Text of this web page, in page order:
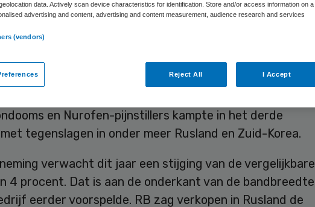
Skipr Redactie 19 oktober 2016,09:05 39 keer gelezen
producent van medicijnen, schoonmaakmiddelen en
RB is voorzichtiger geworden over zijn
en Nurofen-pijnstillers kampte in het derde
tegenslagen in onder meer Rusland en Zuid-Korea.
verwacht dit jaar een stijging van de vergelijkbare
4 procent. Dat is aan de onderkant van de bandbreedte
eerder voorspelde. RB zag verkopen in Rusland de
data. Actively scan device characteristics for identification. Store and/or access information on a
advertising and content, advertising and content measurement, audience research and services
(vendors)
Reject All I Accept